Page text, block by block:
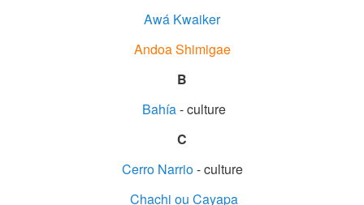
Awá Kwaiker
Andoa Shimigae
B
Bahía- culture
C
Cerro Narrio- culture
Chachi ou Cayapa